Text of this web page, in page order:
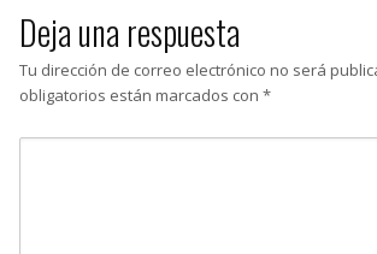
Deja una respuesta
Tu dirección de correo electrónico no será
obligatorios están marcados con *